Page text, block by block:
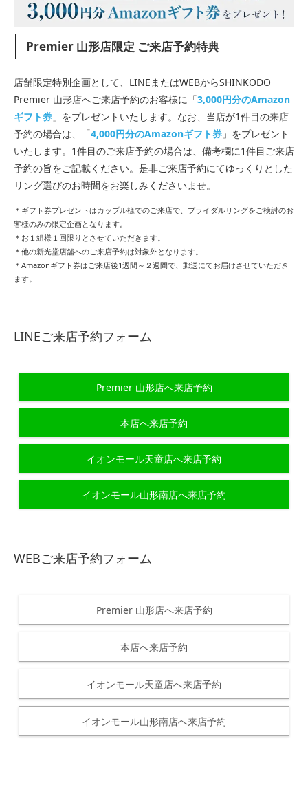
Premier 山形店限定 ご来店予約特典
店舗限定特別企画として、LINEまたはWEBからSHINKODO
Premier 山形店へご来店予約のお客様に「3,000円分のAmazon
ギフト券 」をプレゼントいたします。なお、当店が1件目の来店
予約の場合は、「4,000円分のAmazonギフト券 」をプレゼント
いたします。1件目のご来店予約の場合は、備考欄に1件目ご来店
予約の旨をご記載ください。是非ご来店予約にてゆっくりとした
リング選びのお時間をお楽しみくださいませ。
＊ギフト券プレゼントはカップル様でのご来店で、ブライダルリングをご検討のお
客様のみの限定企画となります。
＊お１組様１回限りとさせていただきます。
＊他の新光堂店舗へのご来店予約は対象外となります。
＊Amazonギフト券はご来店後1週間～２週間で、郵送にてお届けさせていただき
ます。
LINEご来店予約フォーム
Premier 山形店へ来店予約
本店へ来店予約
イオンモール天童店へ来店予約
イオンモール山形南店へ来店予約
WEBご来店予約フォーム
Premier 山形店へ来店予約
本店へ来店予約
イオンモール天童店へ来店予約
イオンモール山形南店へ来店予約